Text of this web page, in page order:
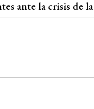
ante la crisis de